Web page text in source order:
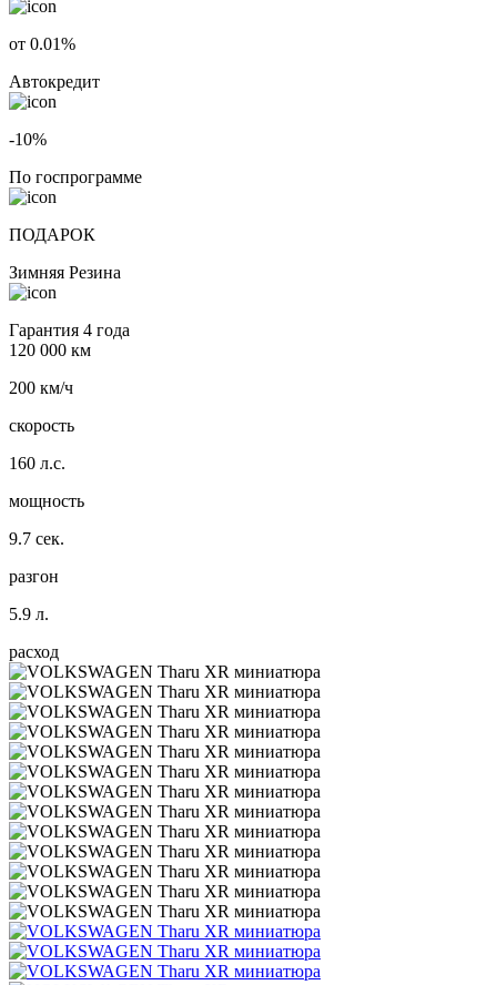
от 0.01%
Автокредит
-10%
По госпрограмме
ПОДАРОК
Зимняя Резина
Гарантия 4 года
120 000 км
200 км/ч
скорость
160 л.с.
мощность
9.7 сек.
разгон
5.9 л.
расход